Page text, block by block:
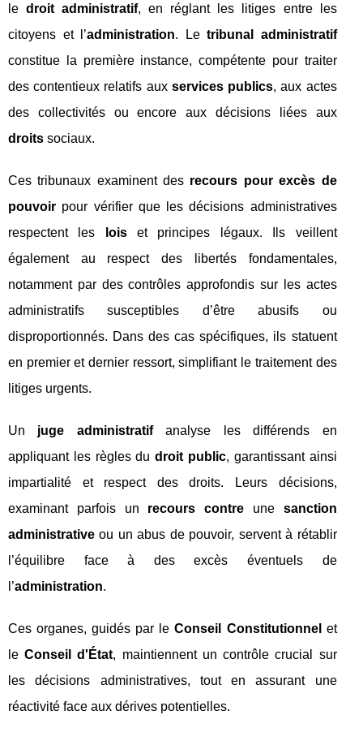
ledroit administratif, en réglant les litiges entre les
citoyens et l’administration. Letribunal administratif
constitue la première instance, compétente pour traiter
des contentieux relatifs aux services publics, aux actes
des collectivités ou encore aux décisions liées aux
droits sociaux.
Ces tribunaux examinent des recours pour excès de
pouvoir pour vérifier que les décisions administratives
respectent les
loiset principes légaux. Ils veillent
également au respect des libertés fondamentales,
notamment par des contrôles approfondis sur les actes
administratifs susceptibles d’être abusifs ou
disproportionnés. Dans des cas spécifiques, ils statuent
en premier et dernier ressort, simplifiant le traitement des
litiges urgents.
Un juge administratifanalyse les différends en
appliquant les règles dudroit public, garantissant ainsi
impartialité et respect des droits. Leurs décisions,
examinant parfois un recours contre une sanction
administrative ou un abus de pouvoir, servent à rétablir
l’équilibre face à des excès éventuels de
l’administration.
Ces organes, guidés par leConseil Constitutionnel et
leConseil d'État, maintiennent un contrôle crucial sur
les décisions administratives, tout en assurant une
réactivité face aux dérives potentielles.